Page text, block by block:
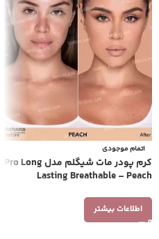
اتمام موجودی
کرم پودر مات شیگلم مدل Pro Long
Lasting Breathable – Peach
اطلاعات بیشتر